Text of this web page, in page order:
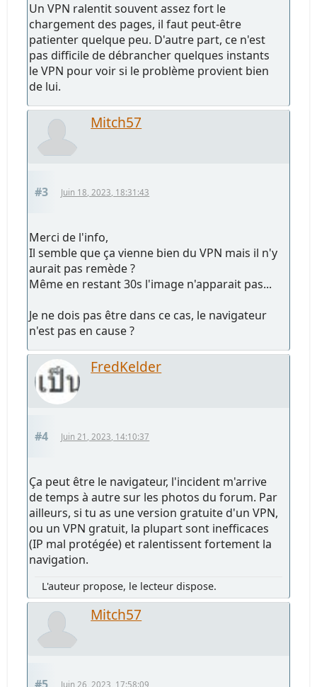
Un VPN ralentit souvent assez fort le
chargement des pages, il faut peut-être
patienter quelque peu. D'autre part, ce n'est
pas difficile de débrancher quelques instants
le VPN pour voir si le problème provient bien
de lui.
Mitch57
#3 Juin 18, 2023, 18:31:43
Merci de l'info,
Il semble que ça vienne bien du VPN mais il n'y
aurait pas remède ?
Même en restant 30s l'image n'apparait pas...
Je ne dois pas être dans ce cas, le navigateur
n'est pas en cause ?
FredKelder
#4 Juin 21, 2023, 14:10:37
Ça peut être le navigateur, l'incident m'arrive
de temps à autre sur les photos du forum. Par
ailleurs, si tu as une version gratuite d'un VPN,
ou un VPN gratuit, la plupart sont inefficaces
(IP mal protégée) et ralentissent fortement la
navigation.
L'auteur propose, le lecteur dispose.
Mitch57
Juin 26, 2023, 17:58:09